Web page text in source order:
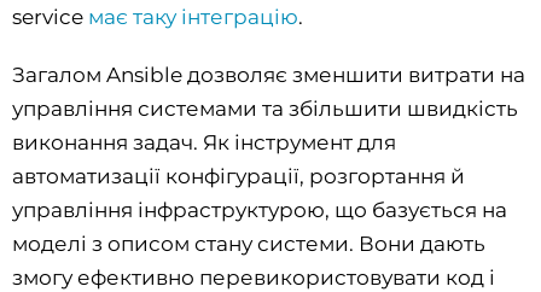
service має таку інтеграцію.
Загалом Ansible дозволяє зменшити витрати на
управління системами та збільшити швидкість
виконання задач. Як інструмент для
автоматизації конфігурації, розгортання й
управління інфраструктурою, що базується на
моделі з описом стану системи. Вони дають
змогу ефективно перевикористовувати код і